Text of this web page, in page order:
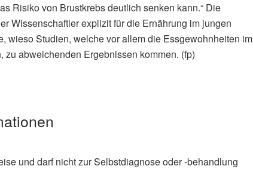
Risiko von Brustkrebs deutlich senken kann.“ Die
Wissenschaftler explizit für die Ernährung im jungen
wieso Studien, welche vor allem die Essgewohnheiten im
abweichenden Ergebnissen kommen. (fp)
und darf nicht zur Selbstdiagnose oder -behandlung